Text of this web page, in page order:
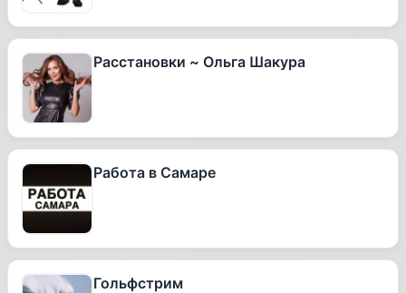
Расстановки ~ Ольга Шакура
Работа в Самаре
Гольфстрим